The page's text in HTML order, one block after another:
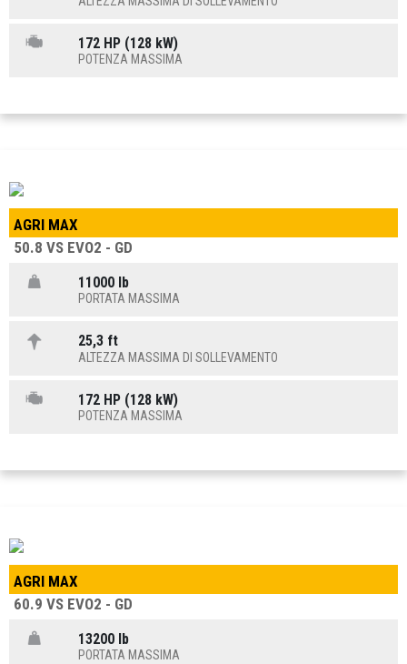
172 HP (128 kW)
POTENZA MASSIMA
AGRI MAX
50.8 VS EVO2 - GD
11000 lb
PORTATA MASSIMA
25,3 ft
ALTEZZA MASSIMA DI SOLLEVAMENTO
172 HP (128 kW)
POTENZA MASSIMA
AGRI MAX
60.9 VS EVO2 - GD
13200 lb
PORTATA MASSIMA